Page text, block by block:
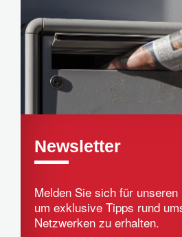
Newsletter
Melden Sie sich für
um exklusive Tipps rund
Netzwerken zu erhalten.